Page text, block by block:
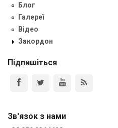
Блог
Галереї
Відео
Закордон
Підпишіться
Зв'язок з нами